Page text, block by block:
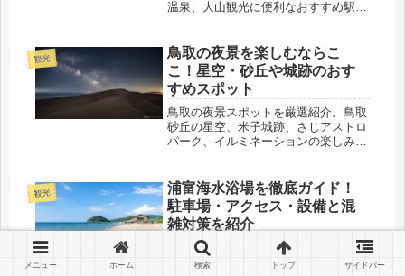
温泉、大山観光に便利なおすすめ駅と
観光
鳥取の夜景を楽しむならこ
こ！星空・砂丘や城跡のおす
すめスポット
鳥取の夜景スポットを厳選紹介。鳥取
砂丘の星空、米子城跡、さじアストロ
パーク、イルミネーションの楽しみ方
観光
浦富海水浴場を徹底ガイド！
駐車場・アクセス・設備と混
雑対策を紹介
浦富海水浴場の魅力、海開き、駐車
場、アクセス、設備、持ち物、禁止事
メニュー ホーム 検索 トップ サイドバー